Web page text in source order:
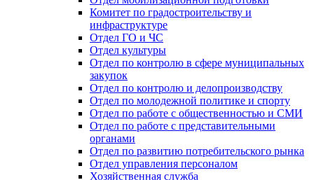
Комитет по градостроительству и
инфраструктуре
Отдел ГО и ЧС
Отдел культуры
Отдел по контролю в сфере муниципальных
закупок
Отдел по контролю и делопроизводству
Отдел по молодежной политике и спорту
Отдел по работе с общественностью и СМИ
Отдел по работе с представительными
органами
Отдел по развитию потребительского рынка
Отдел управления персоналом
Хозяйственная служба